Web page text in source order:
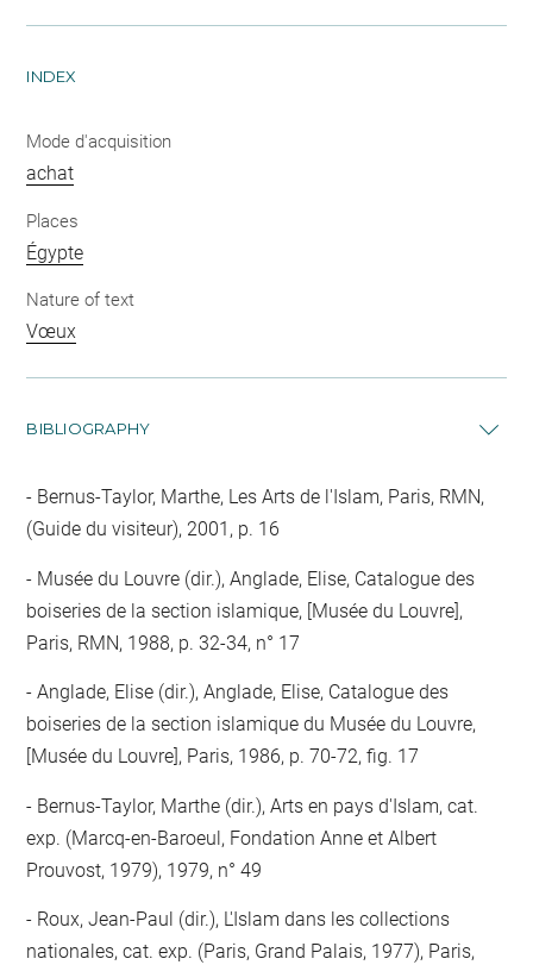
INDEX
Mode d'acquisition
achat
Places
Égypte
Nature of text
Vœux
BIBLIOGRAPHY
Bernus-Taylor, Marthe, Les Arts de l'Islam, Paris, RMN,
(Guide du visiteur), 2001, p. 16
Musée du Louvre (dir.), Anglade, Elise, Catalogue des
boiseries de la section islamique, [Musée du Louvre],
Paris, RMN, 1988, p. 32-34, n° 17
Anglade, Elise (dir.), Anglade, Elise, Catalogue des
boiseries de la section islamique du Musée du Louvre,
[Musée du Louvre], Paris, 1986, p. 70-72, fig. 17
Bernus-Taylor, Marthe (dir.), Arts en pays d'Islam, cat.
exp. (Marcq-en-Baroeul, Fondation Anne et Albert
Prouvost, 1979), 1979, n° 49
Roux, Jean-Paul (dir.), L'Islam dans les collections
nationales, cat. exp. (Paris, Grand Palais, 1977), Paris,